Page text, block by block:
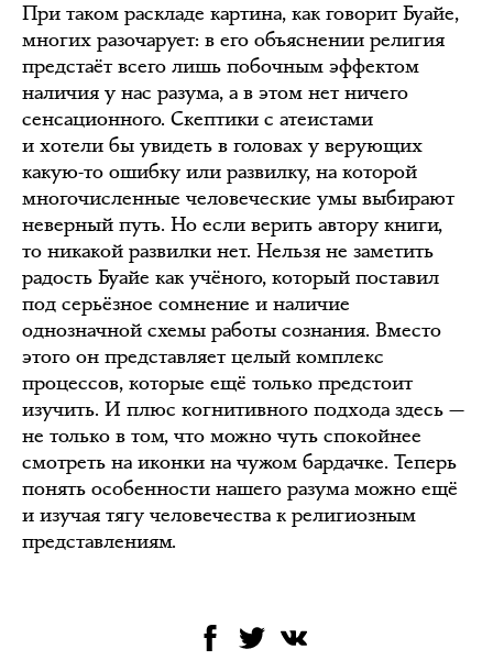
При таком раскладе картина, как говорит Буайе,
многих разочарует: в его объяснении религия
предстаёт всего лишь побочным эффектом
наличия у нас разума, а в этом нет ничего
сенсационного. Скептики с атеистами
и хотели бы увидеть в головах у верующих
какую-то ошибку или развилку, на которой
многочисленные человеческие умы выбирают
неверный путь. Но если верить автору книги,
то никакой развилки нет. Нельзя не заметить
радость Буайе как учёного, который поставил
под серьёзное сомнение и наличие
однозначной схемы работы сознания. Вместо
этого он представляет целый комплекс
процессов, которые ещё только предстоит
изучить. И плюс когнитивного подхода здесь —
не только в том, что можно чуть спокойнее
смотреть на иконки на чужом бардачке. Теперь
понять особенности нашего разума можно ещё
и изучая тягу человечества к религиозным
представлениям.